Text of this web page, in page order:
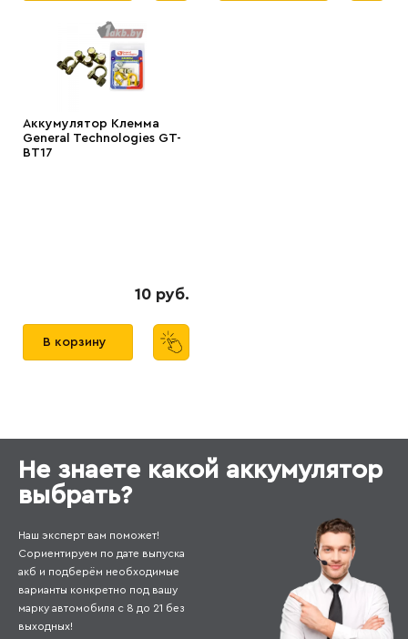
Аккумулятор Клемма
General Technologies GT-
BT17
10 руб.
В корзину
Не знаете какой аккумулятор
выбрать?
Наш эксперт вам поможет!
Сориентируем по дате выпуска
акб и подберём необходимые
варианты конкретно под вашу
марку автомобиля с 8 до 21 без
выходных!